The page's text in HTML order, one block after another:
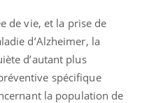
de vie, et la prise de
d’Alzheimer, la
d’autant plus
spécifique
la population de